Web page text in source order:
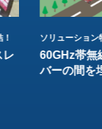
レ
ソリューション
60GHz帯
バーの間を